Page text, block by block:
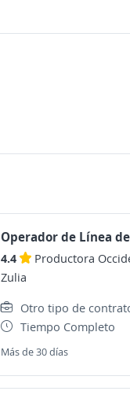
Operador de Línea
4.4 Productora
Zulia
Otro tipo de
Tiempo Completo
Más de 30 días